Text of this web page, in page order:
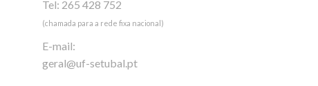
Tel: 265 428 752
(chamada para a rede fixa nacional)
E-mail:
geral@uf-setubal.pt